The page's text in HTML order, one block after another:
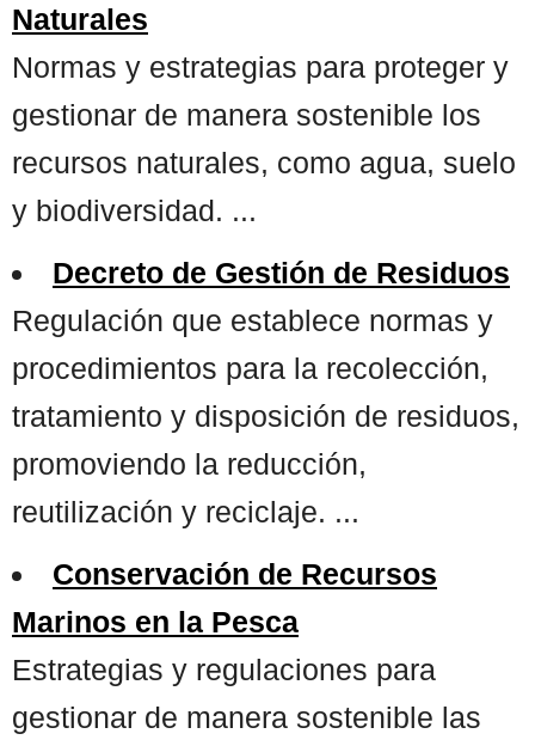
Naturales
Normas y estrategias para proteger y
gestionar de manera sostenible los
recursos naturales, como agua, suelo
y biodiversidad. ...
Decreto de Gestión de Residuos
Regulación que establece normas y
procedimientos para la recolección,
tratamiento y disposición de residuos,
promoviendo la reducción,
reutilización y reciclaje. ...
Conservación de Recursos
Marinos en la Pesca
Estrategias y regulaciones para
gestionar de manera sostenible las